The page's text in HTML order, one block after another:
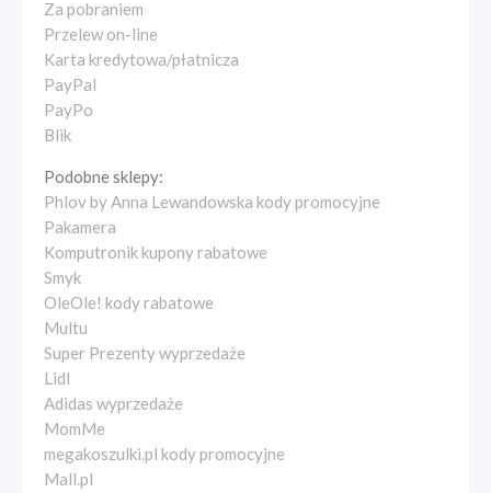
Za pobraniem
Przelew on-line
Karta kredytowa/płatnicza
PayPal
PayPo
Blik
Podobne sklepy:
Phlov by Anna Lewandowska kody promocyjne
Pakamera
Komputronik kupony rabatowe
Smyk
OleOle! kody rabatowe
Multu
Super Prezenty wyprzedaże
Lidl
Adidas wyprzedaże
MomMe
megakoszulki.pl kody promocyjne
Mall.pl